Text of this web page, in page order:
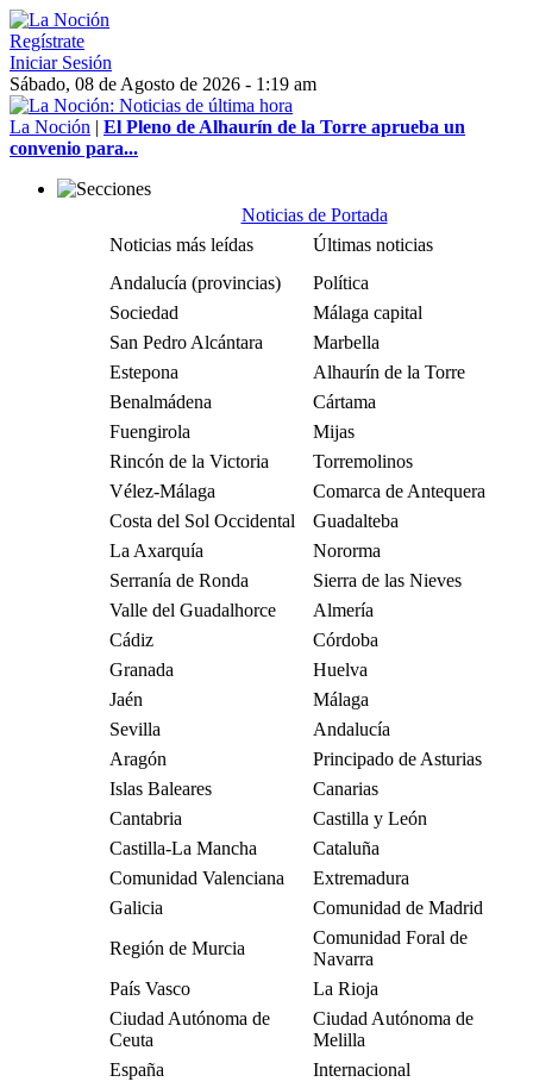
Regístrate
Iniciar Sesión
Sábado, 08 de Agosto de 2026 - 1:19 am
La Noción | El Pleno de Alhaurín de la Torre aprueba un
convenio para...
Noticias de Portada
Noticias más leídas
Últimas noticias
Andalucía (provincias)
Política
Sociedad
Málaga capital
San Pedro Alcántara
Marbella
Estepona
Alhaurín de la Torre
Benalmádena
Cártama
Fuengirola
Mijas
Rincón de la Victoria
Torremolinos
Vélez-Málaga
Comarca de Antequera
Costa del Sol Occidental
Guadalteba
La Axarquía
Nororma
Serranía de Ronda
Sierra de las Nieves
Valle del Guadalhorce
Almería
Cádiz
Córdoba
Granada
Huelva
Jaén
Málaga
Sevilla
Andalucía
Aragón
Principado de Asturias
Islas Baleares
Canarias
Cantabria
Castilla y León
Castilla-La Mancha
Cataluña
Comunidad Valenciana
Extremadura
Galicia
Comunidad de Madrid
Región de Murcia
Comunidad Foral de
Navarra
País Vasco
La Rioja
Ciudad Autónoma de
Ceuta
Ciudad Autónoma de
Melilla
España
Internacional